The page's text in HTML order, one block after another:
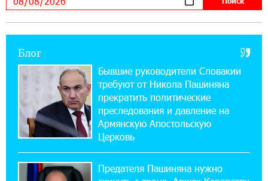
нибудь это поймёт и рядовой армянин, но
Если Израиль использует тему Геноцида
армян против Эрдогана, то что для него
значит сам Геноцид?
17:16:14 30-07-2026
ВТБ (Армения): вклад «Стабильный» — до
Блог
Бывшие руководители Словакии
требуют от Никола Пашиняна
прекратить политические
преследования и давление на
Армянскую Апостольскую
Церковь
Предателя Пашиняна нужно